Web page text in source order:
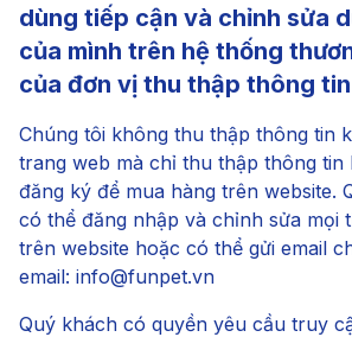
dùng tiếp cận và chỉnh sửa
của mình trên hệ thống
của đơn vị thu thập thông
Chúng tôi không thu thập thông tin
trang web mà chỉ thu thập thông tin
đăng ký để mua hàng trên website.
có thể đăng nhập và chỉnh sửa mọi
trên website hoặc có thể gửi email
email: info@funpet.vn
Quý khách có quyền yêu cầu truy